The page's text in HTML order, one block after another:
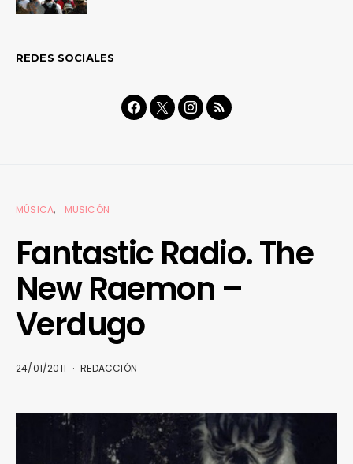
REDES SOCIALES
MÚSICA MUSICÓN
Fantastic Radio. The
New Raemon –
Verdugo
24/01/2011 REDACCIÓN